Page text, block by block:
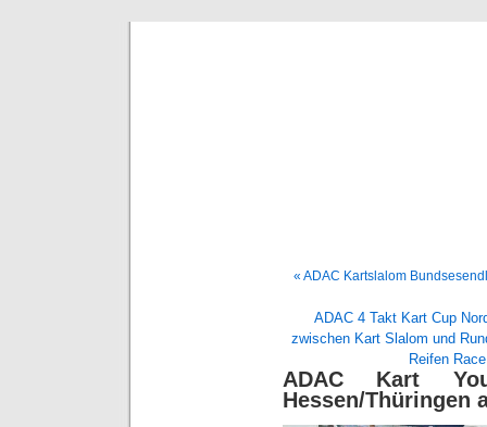
« ADAC Kartslalom
ADAC 4 Takt Kart Cup
zwischen Kart Slalom und
Reifen
ADAC Kart
Hessen/Thüringen